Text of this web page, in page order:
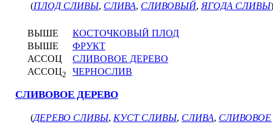
(ПЛОД СЛИВЫ, СЛИВА, СЛИВОВЫЙ, ЯГОДА СЛИВЫ)
ВЫШЕ
КОСТОЧКОВЫЙ ПЛОД
ВЫШЕ
ФРУКТ
АССОЦ
СЛИВОВОЕ ДЕРЕВО
АССОЦ2 ЧЕРНОСЛИВ
СЛИВОВОЕ ДЕРЕВО
(ДЕРЕВО СЛИВЫ, КУСТ СЛИВЫ, СЛИВА, СЛИВОВОЕ